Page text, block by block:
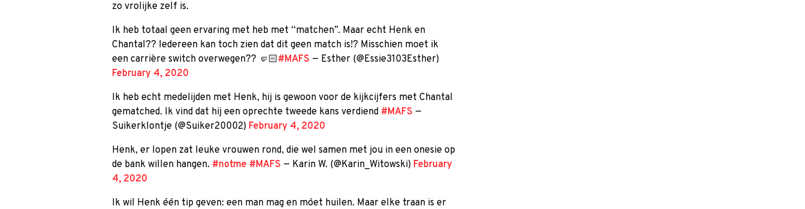
zo vrolijke zelf is.
Ik heb totaal geen ervaring met heb met “matchen”. Maar echt Henk en
Chantal?? Iedereen kan toch zien dat dit geen match is!? Misschien moet ik
een carrière switch overwegen?? 🤛🏻#MAFS — Esther (@Essie3103Esther)
February 4, 2020
Ik heb echt medelijden met Henk, hij is gewoon voor de kijkcijfers met Chantal
gematched. Ik vind dat hij een oprechte tweede kans verdiend #MAFS —
Suikerklontje (@Suiker20002) February 4, 2020
Henk, er lopen zat leuke vrouwen rond, die wel samen met jou in een onesie op
de bank willen hangen. #notme #MAFS — Karin W. (@Karin_Witowski) February
4, 2020
Ik wil Henk één tip geven: een man mag en móet huilen. Maar elke traan is er